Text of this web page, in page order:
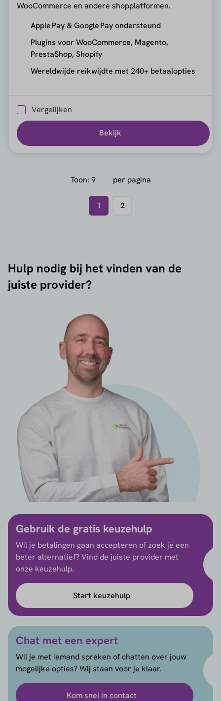
WooCommerce en andere shopplatformen.
Apple Pay & Google Pay ondersteund
Plugins voor WooCommerce, Magento,
PrestaShop, Shopify
Wereldwijde reikwijdte met 240+ betaalopties
Vergelijken
Bekijk
Toon: per pagina
1 2
Hulp nodig bij het vinden van de
juiste provider?
Gebruik de gratis keuzehulp
Wil je betalingen gaan accepteren of zoek je een
beter alternatief? Vind de juiste provider met
onze keuzehulp.
Start keuzehulp
Chat met een expert
Wil je met iemand spreken of chatten over jouw
mogelijke opties? Wij staan voor je klaar.
Kom snel in contact